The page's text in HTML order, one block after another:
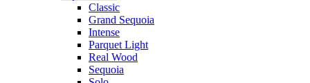
Classic
Grand Sequoia
Intense
Parquet Light
Real Wood
Sequoia